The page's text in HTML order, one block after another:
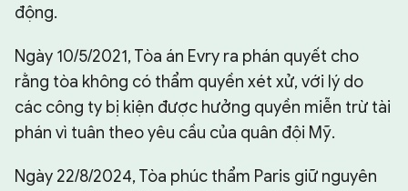
động.
Ngày 10/5/2021, Tòa án Evry ra phán quyết cho
rằng tòa không có thẩm quyền xét xử, với lý do
các công ty bị kiện được hưởng quyền miễn trừ tài
phán vì tuân theo yêu cầu của quân đội Mỹ.
Ngày 22/8/2024, Tòa phúc thẩm Paris giữ nguyên